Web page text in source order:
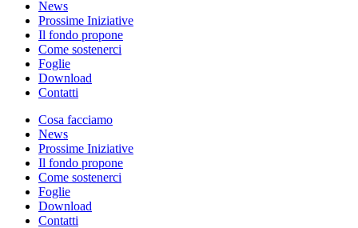
News
Prossime Iniziative
Il fondo propone
Come sostenerci
Foglie
Download
Contatti
Cosa facciamo
News
Prossime Iniziative
Il fondo propone
Come sostenerci
Foglie
Download
Contatti